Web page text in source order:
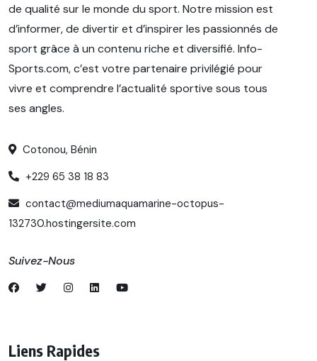
de qualité sur le monde du sport. Notre mission est
d’informer, de divertir et d’inspirer les passionnés de
sport grâce à un contenu riche et diversifié. Info-
Sports.com, c’est votre partenaire privilégié pour
vivre et comprendre l’actualité sportive sous tous
ses angles.
Cotonou, Bénin
+229 65 38 18 83
contact@mediumaquamarine-octopus-
132730.hostingersite.com
Suivez-Nous
Liens Rapides